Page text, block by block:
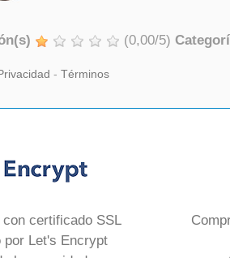
(0,00/5)
- Términos
certificado SSL
por Let's Encrypt